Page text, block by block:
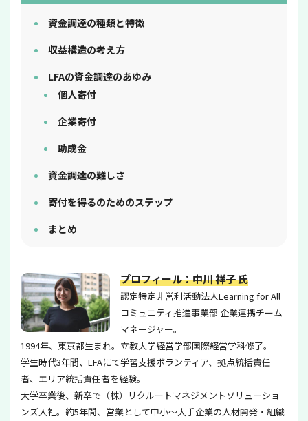
資金調達の種類と特徴
収益構造の考え方
LFAの資金調達のあゆみ
個人寄付
企業寄付
助成金
資金調達の難しさ
寄付を得るのためのステップ
まとめ
プロフィール：中川 祥子 氏
認定特定非営利活動法人Learning for All
コミュニティ推進事業部 企業連携チーム
マネージャー。
1994年、東京都生まれ。立教大学経営学部国際経営学科修了。
学生時代3年間、LFAにて学習支援ボランティア、拠点統括責任
者、エリア統括責任者を経験。
大学卒業後、新卒で（株）リクルートマネジメントソリューショ
ンズ入社。約5年間、営業として中小〜大手企業の人材開発・組織